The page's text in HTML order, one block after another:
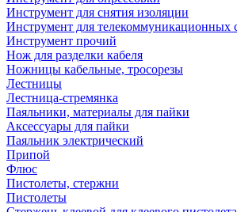
Инструмент для снятия изоляции
Инструмент для телекоммуникационных
Инструмент прочий
Нож для разделки кабеля
Ножницы кабельные, тросорезы
Лестницы
Лестница-стремянка
Паяльники, материалы для пайки
Аксессуары для пайки
Паяльник электрический
Припой
Флюс
Пистолеты, стержни
Пистолеты